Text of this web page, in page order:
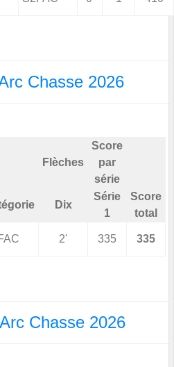
Chasse 2026
Flèches
Score
par
série
Dix
Série
1
Score
total
2' 335 335
Chasse 2026